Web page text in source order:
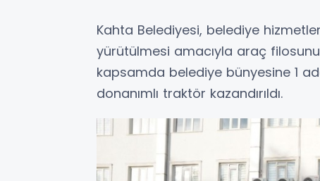
Kahta Belediyesi, belediye
yürütülmesi amacıyla araç
kapsamda belediye bünyesine 1
donanımlı traktör kazandırıldı.